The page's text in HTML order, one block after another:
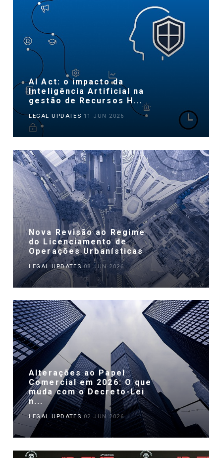
AI Act: o impacto da
Inteligência Artificial na
gestão de Recursos H...
LEGAL UPDATES 11 JUN 2026
Nova Revisão ao Regime
do Licenciamento de
Operações Urbanísticas
LEGAL UPDATES08 JUN 2026
Alterações ao Papel
Comercial em 2026: O que
muda com o Decreto-Lei
n...
LEGAL UPDATES 02 JUN 2026